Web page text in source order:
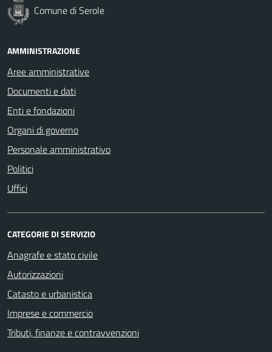
Comune di Serole
AMMINISTRAZIONE
Aree amministrative
Documenti e dati
Enti e fondazioni
Organi di governo
Personale amministrativo
Politici
Uffici
CATEGORIE DI SERVIZIO
Anagrafe e stato civile
Autorizzazioni
Catasto e urbanistica
Imprese e commercio
Tributi, finanze e contravvenzioni